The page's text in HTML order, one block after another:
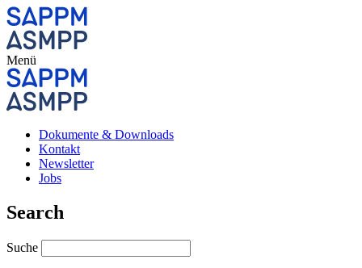
Menü
Dokumente & Downloads
Kontakt
Newsletter
Jobs
Search
Suche